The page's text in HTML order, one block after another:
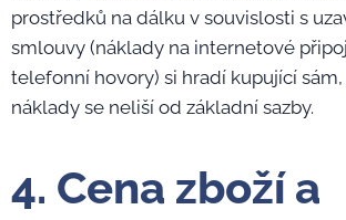
prostředků na dálku v souvislosti s
smlouvy (náklady na internetové
telefonní hovory) si hradí kupující
náklady se neliší od základní sazby.
4. Cena zboží a